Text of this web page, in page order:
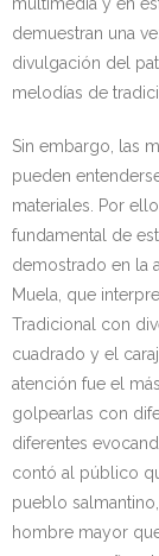
demuestran una
divulgación del
melodías de
Sin embargo, las
pueden
materiales. Por
fundamental de
demostrado en la
Muela, que
Tradicional con
cuadrado y el
atención fue el
golpearlas con
diferentes
contó al público
pueblo
hombre mayor